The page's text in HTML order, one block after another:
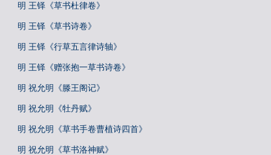
明 王铎《草书杜律卷》
明 王铎《草书诗卷》
明 王铎《行草五言律诗轴》
明 王铎《赠张抱一草书诗卷》
明 祝允明《滕王阁记》
明 祝允明《牡丹赋》
明 祝允明《草书手卷曹植诗四首》
明 祝允明《草书洛神赋》